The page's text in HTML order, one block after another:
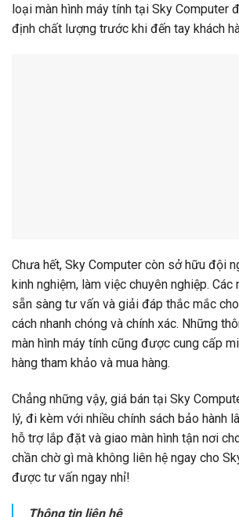
loại màn hình máy tính tại Sky Computer
định chất lượng trước khi đến tay khách
Chưa hết, Sky Computer còn sở hữu đội
kinh nghiệm, làm việc chuyên nghiệp. Các
sẵn sàng tư vấn và giải đáp thắc mắc
cách nhanh chóng và chính xác. Những
màn hình máy tính cũng được cung cấp
hàng tham khảo và mua hàng.
Chẳng những vậy, giá bán tại Sky
lý, đi kèm với nhiều chính sách bảo hành
hỗ trợ lắp đặt và giao màn hình tận nơi
chần chờ gì mà không liên hệ ngay cho
được tư vấn ngay nhỉ!
Thông tin liên hệ